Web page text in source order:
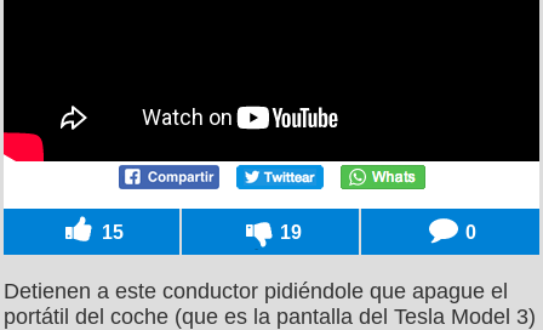
15 19 0
Detienen a este conductor pidiéndole que apague el
portátil del coche (que es la pantalla del Tesla Model 3)